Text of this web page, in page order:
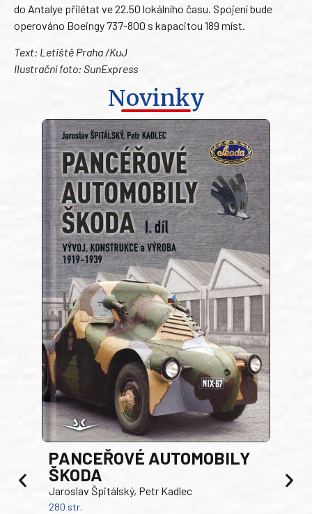
do Antalye přilétat ve 22.50 lokálního času. Spojení bude
operováno Boeingy 737-800 s kapacitou 189 míst.
Text: Letiště Praha /KuJ
Ilustrační foto: SunExpress
Novinky
PANCEŘOVÉ AUTOMOBILY
ŠKODA
Jaroslav Špitálský, Petr Kadlec
280 str.